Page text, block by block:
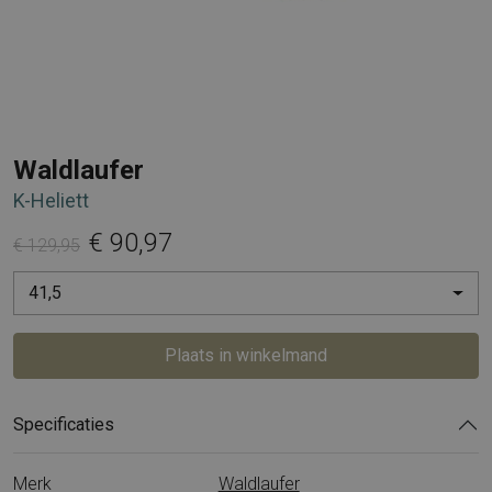
Waldlaufer
K-Heliett
€ 129,95 € 90,97
41,5
Plaats in winkelmand
Specificaties
Merk
Waldlaufer